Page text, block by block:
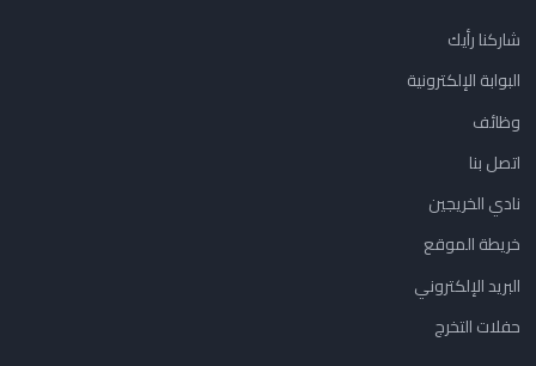
شاركنا رأيك
البوابة الإلكترونية
وظائف
اتصل بنا
نادي الخريجين
خريطة الموقع
البريد الإلكتروني
حفلات التخرج